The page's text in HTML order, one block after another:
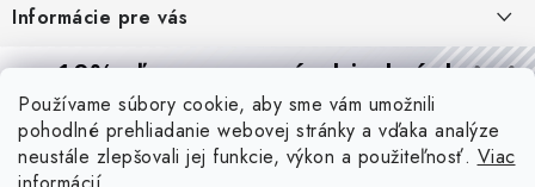
Používame súbory cookie, aby sme vám umožnili
pohodlné prehliadanie webovej stránky a vďaka analýze
neustále zlepšovali jej funkcie, výkon a použiteľnosť. Viac
p
ä
Informácie pre vás
Reklamácie a formulár na odstúpenie od zmluvy
Obchodné podmienky
Podmienky ochrany osobných údajov
Blog
10% zľavana prvú objednávku
Prihláste sa azískajtezľavu aj praktické tipy,vďaka ktorým
budete svietiť lepšie a platiť menej.